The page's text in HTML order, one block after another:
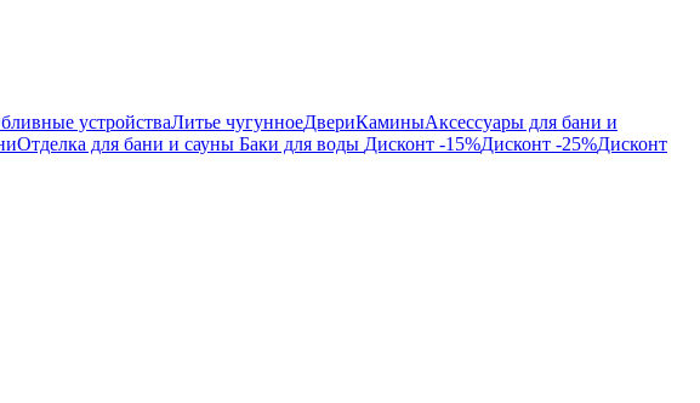
устройстваЛитье чугунноеДвериКаминыАксессуары для бани и
Отделка для бани и сауны Баки для воды Дисконт -15%Дисконт -25%Дисконт